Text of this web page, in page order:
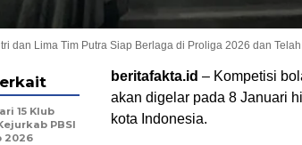
dan Lima Tim Putra Siap Berlaga di Proliga 2026 dan
beritafakta.id – Kompetisi
akan digelar pada 8 Januari
kota Indonesia.
15 Klub
PBSI
2026